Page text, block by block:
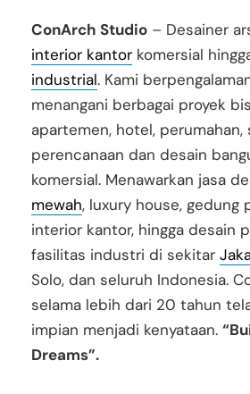
ConArch Studio – Desainer
interior kantor komersial
industrial. Kami
menangani berbagai proyek
apartemen, hotel, perumahan,
perencanaan dan desain
komersial. Menawarkan jasa
mewah, luxury house, gedung
interior kantor, hingga desain
fasilitas industri di sekitar
Solo, dan seluruh Indonesia.
selama lebih dari 20 tahun
impian menjadi kenyataan.
Dreams”.